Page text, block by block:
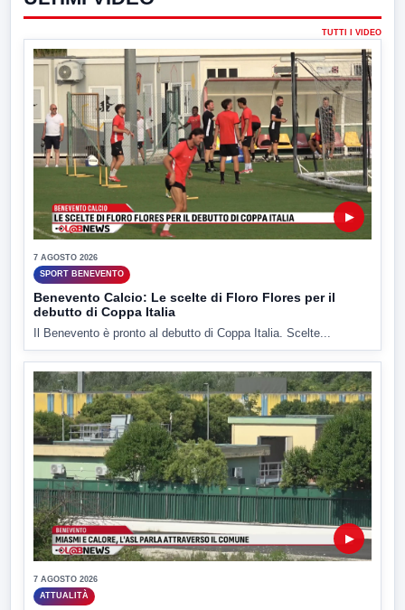
TUTTI I VIDEO
▶
7 AGOSTO 2026
SPORT BENEVENTO
Benevento Calcio: Le scelte di Floro Flores per il
debutto di Coppa Italia
Il Benevento è pronto al debutto di Coppa Italia. Scelte...
▶
7 AGOSTO 2026
ATTUALITÀ